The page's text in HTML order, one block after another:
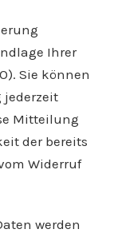
Ihrer
Sie können
Mitteilung
der bereits
Widerruf
werden